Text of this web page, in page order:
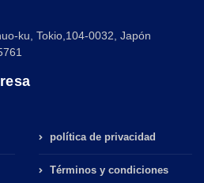
ku, Tokio,104-0032, Japón
política de privacidad
Términos y condiciones